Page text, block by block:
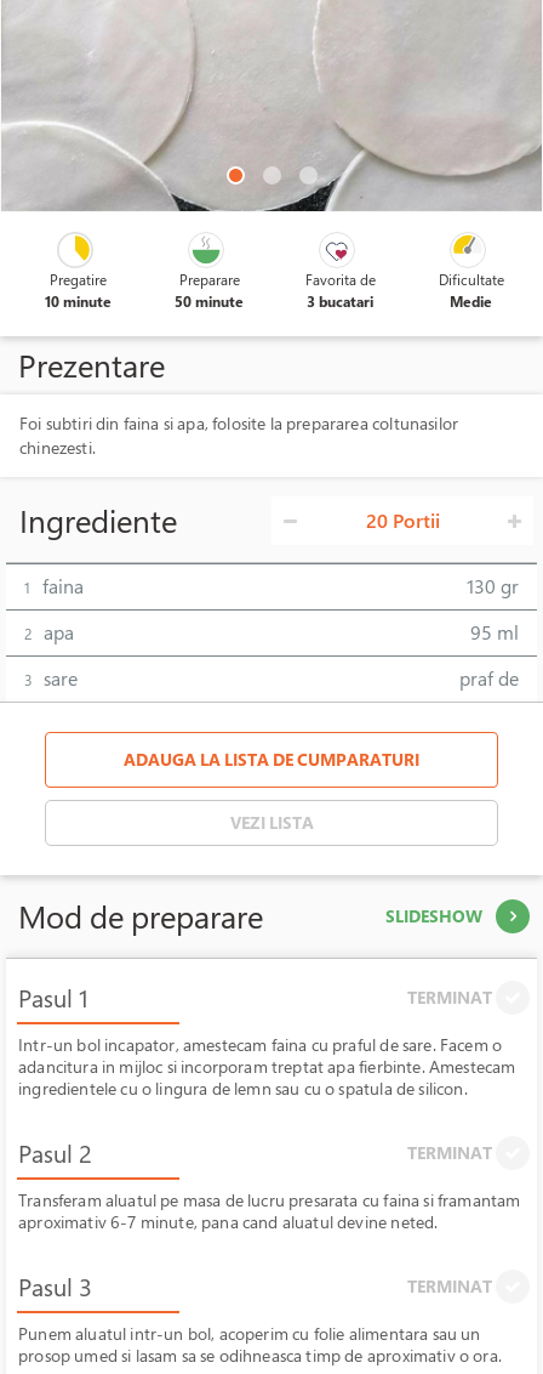
Pregatire
10 minute
Preparare
50 minute
Favorita de
3 bucatari
Dificultate
Medie
Prezentare
Foi subtiri din faina si apa, folosite la prepararea coltunasilor
chinezesti.
Ingrediente 20 Portii
1 faina 130 gr
2 apa 95 ml
3 sare praf de
ADAUGA LA LISTA DE CUMPARATURI
VEZI LISTA
Mod de preparare SLIDESHOW
Pasul 1 TERMINAT
Intr-un bol incapator, amestecam faina cu praful de sare. Facem o
adancitura in mijloc si incorporam treptat apa fierbinte. Amestecam
ingredientele cu o lingura de lemn sau cu o spatula de silicon.
Pasul 2 TERMINAT
Transferam aluatul pe masa de lucru presarata cu faina si framantam
aproximativ 6-7 minute, pana cand aluatul devine neted.
Pasul 3 TERMINAT
Punem aluatul intr-un bol, acoperim cu folie alimentara sau un
prosop umed si lasam sa se odihneasca timp de aproximativ o ora.